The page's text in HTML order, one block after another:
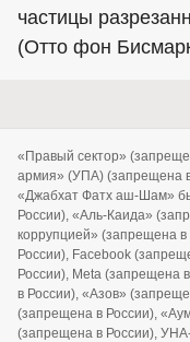
частицы
(Отто фон
«Правый сектор»
армия» (УПА) (запрещена
«Джабхат Фатх аш-Шам»
России), «Аль-Каида»
коррупцией» (запрещена
России), Facebook
России), Meta (запрещена
в России), «Азов»
(запрещена в России),
(запрещена в России),